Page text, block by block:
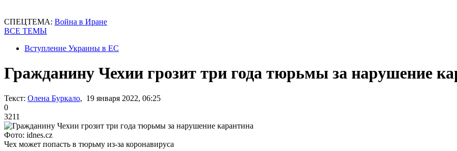
СПЕЦТЕМА: Война в Иране
ВСЕ ТЕМЫ
Вступление Украины в ЕС
Гражданину Чехии грозит три года тюрьмы за нарушение
Текст: Олена Буркало, 19 января 2022, 06:25
0
3211
Фото: idnes.cz
Чех может попасть в тюрьму из-за коронавируса